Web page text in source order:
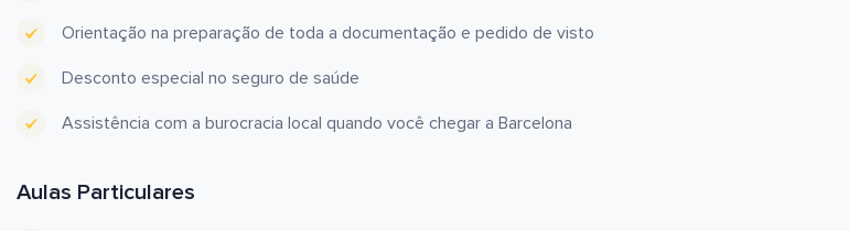
Orientação na preparação de toda a documentação e pedido de visto
Desconto especial no seguro de saúde
Assistência com a burocracia local quando você chegar a Barcelona
Aulas Particulares